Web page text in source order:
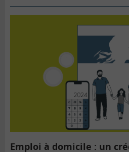
Emploi à domicile : un